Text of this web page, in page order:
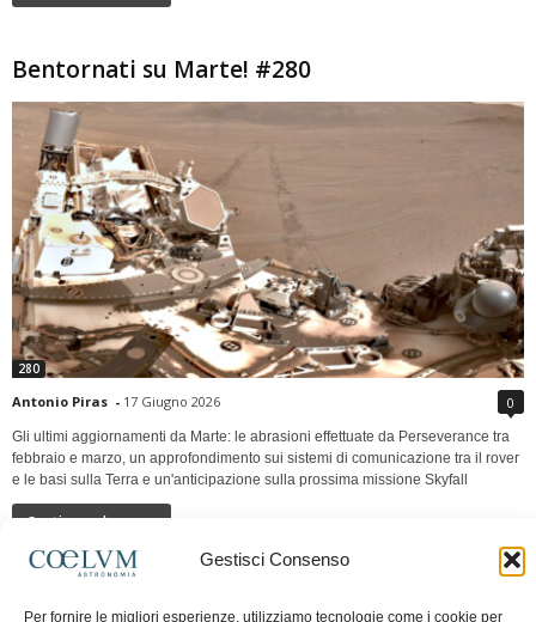
Gestisci Consenso
Per fornire le migliori esperienze, utilizziamo tecnologie come i cookie per
Bentornati su Marte! #280
280
Antonio Piras - 17 Giugno 2026 0
Gli ultimi aggiornamenti da Marte: le abrasioni effettuate da Perseverance tra
febbraio e marzo, un approfondimento sui sistemi di comunicazione tra il rover
e le basi sulla Terra e un'anticipazione sulla prossima missione Skyfall
Continua a leggere